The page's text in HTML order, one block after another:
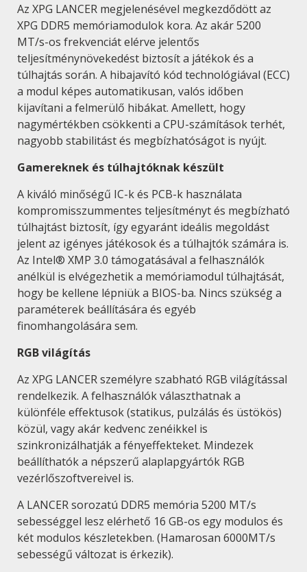
Az XPG LANCER megjelenésével megkezdődött az
XPG DDR5 memóriamodulok kora. Az akár 5200
MT/s-os frekvenciát elérve jelentős
teljesítménynövekedést biztosít a játékok és a
túlhajtás során. A hibajavító kód technológiával (ECC)
a modul képes automatikusan, valós időben
kijavítani a felmerülő hibákat. Amellett, hogy
nagymértékben csökkenti a CPU-számítások terhét,
nagyobb stabilitást és megbízhatóságot is nyújt.
Gamereknek és túlhajtóknak készült
A kiváló minőségű IC-k és PCB-k használata
kompromisszummentes teljesítményt és megbízható
túlhajtást biztosít, így egyaránt ideális megoldást
jelent az igényes játékosok és a túlhajtók számára is.
Az Intel® XMP 3.0 támogatásával a felhasználók
anélkül is elvégezhetik a memóriamodul túlhajtását,
hogy be kellene lépniük a BIOS-ba. Nincs szükség a
paraméterek beállítására és egyéb
finomhangolására sem.
RGB világítás
Az XPG LANCER személyre szabható RGB világítással
rendelkezik. A felhasználók választhatnak a
különféle effektusok (statikus, pulzálás és üstökös)
közül, vagy akár kedvenc zenéikkel is
szinkronizálhatják a fényeffekteket. Mindezek
beállíthatók a népszerű alaplapgyártók RGB
vezérlőszoftvereivel is.
A LANCER sorozatú DDR5 memória 5200 MT/s
sebességgel lesz elérhető 16 GB-os egy modulos és
két modulos készletekben. (Hamarosan 6000MT/s
sebességű változat is érkezik).